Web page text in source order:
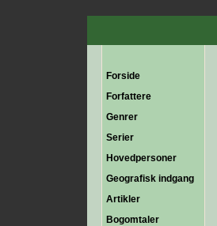
Forside
Forfattere
Genrer
Serier
Hovedpersoner
Geografisk indgang
Artikler
Bogomtaler